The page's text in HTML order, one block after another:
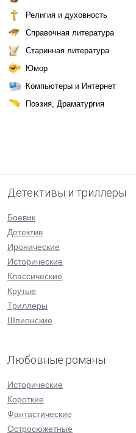
Религия и духовность
Справочная литература
Старинная литература
Юмор
Компьютеры и Интернет
Поэзия, Драматургия
Детективы и триллеры
Боевик
Детектив
Иронические
Исторические
Классические
Крутые
Триллеры
Шпионские
Любовные романы
Исторические
Короткие
Фантастические
Остросюжетные